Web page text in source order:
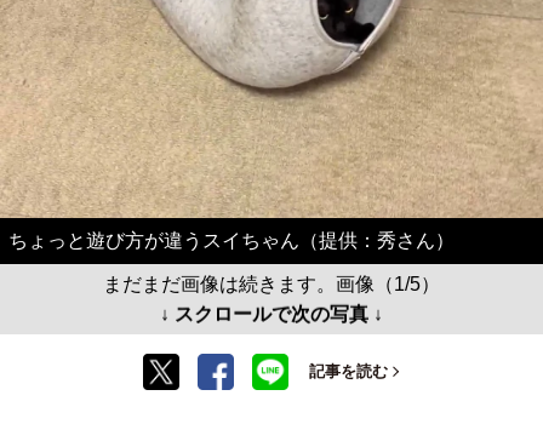
ちょっと遊び方が違うスイちゃん（提供：秀さん）
まだまだ画像は続きます。画像（1/5）
↓ スクロールで次の写真 ↓
記事を読む